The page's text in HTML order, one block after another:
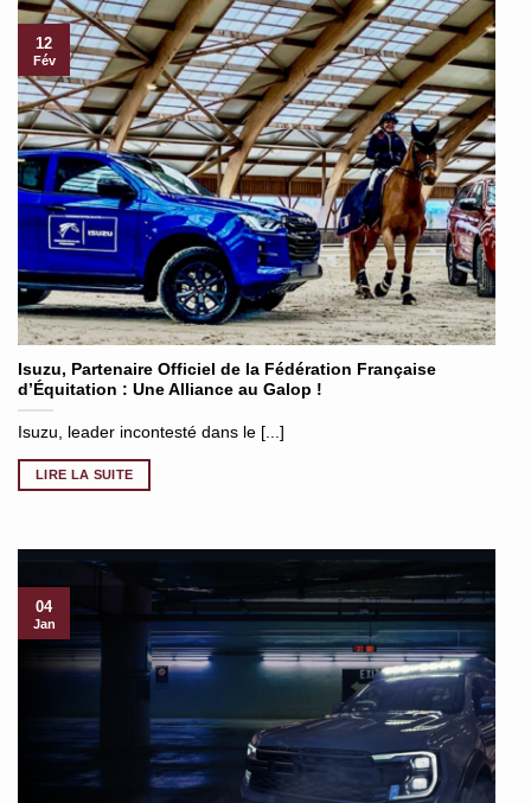
Isuzu, Partenaire Officiel de la Fédération Française
d’Équitation : Une Alliance au Galop !
Isuzu, leader incontesté dans le [...]
LIRE LA SUITE
12
Fév
04
Jan